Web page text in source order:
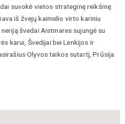
suvokė vietos strateginę reikšmę.
iš žvejų kaimelio virto kariniu
švedai Aistmares sujungė su
karui, Švedijai bei Lenkijos ir
Olyvos taikos sutartį, Prūsija